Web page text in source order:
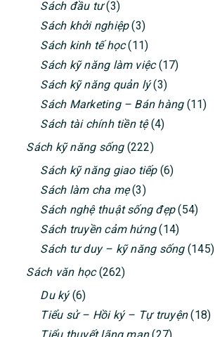
Sách đầu tư(3)
Sách khởi nghiệp(3)
Sách kinh tế học(11)
Sách kỹ năng làm việc(17)
Sách kỹ năng quản lý(3)
Sách Marketing – Bán hàng(11)
Sách tài chính tiền tệ(4)
Sách kỹ năng sống(222)
Sách kỹ năng giao tiếp(6)
Sách làm cha mẹ(3)
Sách nghệ thuật sống đẹp(54)
Sách truyền cảm hứng(14)
Sách tư duy – kỹ năng sống(145)
Sách văn học(262)
Du ký(6)
Tiểu sử – Hồi ký – Tự truyện(18)